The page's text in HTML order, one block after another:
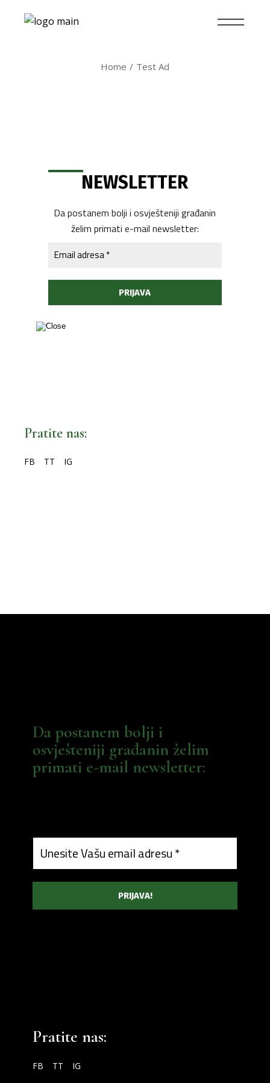
Home Test Ad
NEWSLETTER
Da postanem bolji i osvješteniji građanin
želim primati e-mail newsletter:
Pratite nas:
FB TT IG
Da postanem bolji i
osvješteniji građanin želim
primati e-mail newsletter:
Pratite nas:
FB TT IG